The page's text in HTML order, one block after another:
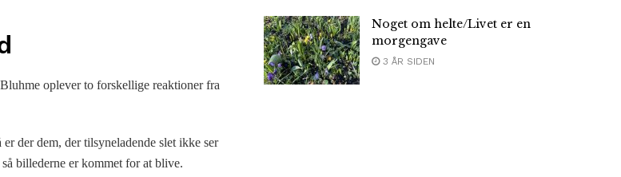
oplever to forskellige reaktioner fra
der dem, der tilsyneladende slet ikke ser
billederne er kommet for at blive.
Noget om helte/Livet er en
morgengave
3 ÅR SIDEN